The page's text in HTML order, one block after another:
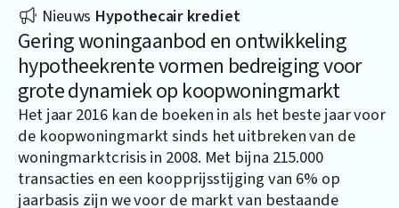
Nieuws Hypothecair krediet
Gering woningaanbod en ontwikkeling
hypotheekrente vormen bedreiging voor
grote dynamiek op koopwoningmarkt
Het jaar 2016 kan de boeken in als het beste jaar voor
de koopwoningmarkt sinds het uitbreken van de
woningmarktcrisis in 2008. Met bijna 215.000
transacties en een koopprijsstijging van 6% op
jaarbasis zijn we voor de markt van bestaande